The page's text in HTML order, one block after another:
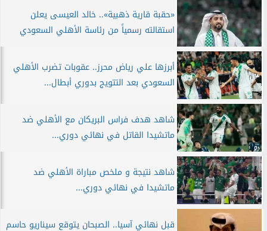
«حقبة قارية ذهبية».. خالد العيسى يعلن
استقالته رسمياً من رئاسة الأهلي السعودي
أبرزها علي رياض محرز.. عقوبات تضرب الأهلي
السعودي بعد التتويج بدوري أبطال...
شاهد هدف فراس البريكان مع الأهلي ضد
ماتشيدا القاتل في نهائي دوري...
شاهد نتيجة و ملخص مباراة الأهلي ضد
ماتشيدا في نهائي دوري...
قبل نهائي آسيا.. الصبحان يتوقع سيناريو حاسم